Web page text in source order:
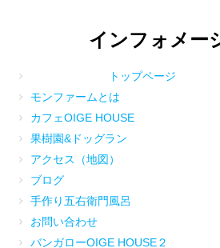
インフォメー
トップページ
モンファームとは
カフェOIGE HOUSE
果樹園&ドッグラン
アクセス（地図）
ブログ
手作り五右衛門風呂
お問い合わせ
バンガローOIGE HOUSE２